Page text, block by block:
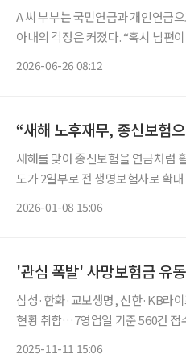
A 씨 부부는 국민연금과 개인연금
아내의 걱정은 커졌다. “혹시 남편이 먼저 세상을 떠나면 앞으로 생활비는 어떻게 하지?” 노
2026-06-26 08:12
“새해 노후재무, 종신보험
새해를 맞아 종신보험을 연금처럼
도가 2일부로 전 생명보험사로 확
2026-01-08 15:06
'관심 폭발' 사망보험금 유
삼성·한화·교보생명, 신한·KB라
현황 취합…7영업일 기준 560건 접수 “
2025-11-11 15:06